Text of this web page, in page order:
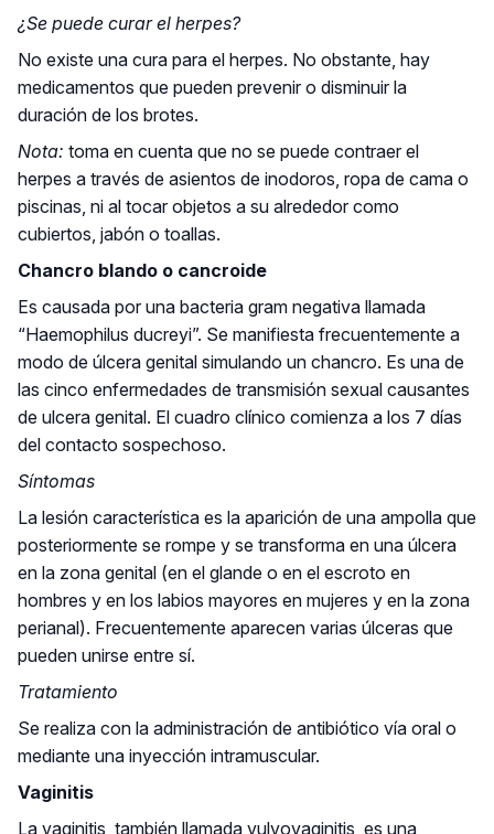
¿Se puede curar el herpes?
No existe una cura para el herpes. No obstante, hay
medicamentos que pueden prevenir o disminuir la
duración de los brotes.
Nota: toma en cuenta que no se puede contraer el
herpes a través de asientos de inodoros, ropa de cama o
piscinas, ni al tocar objetos a su alrededor como
cubiertos, jabón o toallas.
Chancro blando o cancroide
Es causada por una bacteria gram negativa llamada
“Haemophilus ducreyi”. Se manifiesta frecuentemente a
modo de úlcera genital simulando un chancro. Es una de
las cinco enfermedades de transmisión sexual causantes
de ulcera genital. El cuadro clínico comienza a los 7 días
del contacto sospechoso.
Síntomas
La lesión característica es la aparición de una ampolla que
posteriormente se rompe y se transforma en una úlcera
en la zona genital (en el glande o en el escroto en
hombres y en los labios mayores en mujeres y en la zona
perianal). Frecuentemente aparecen varias úlceras que
pueden unirse entre sí.
Tratamiento
Se realiza con la administración de antibiótico vía oral o
mediante una inyección intramuscular.
Vaginitis
La vaginitis, también llamada vulvovaginitis, es una